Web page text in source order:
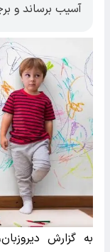
آسیب برساند و
به گزارش